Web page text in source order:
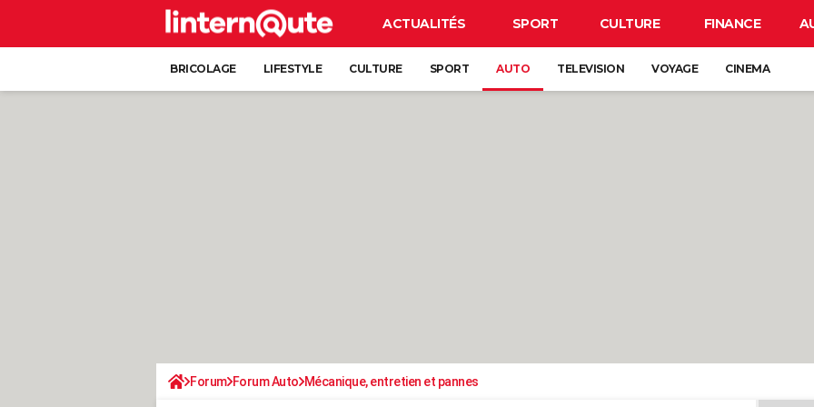
ACTUALITÉS SPORT CULTURE FINANCE
BRICOLAGE LIFESTYLE CULTURE SPORT AUTO TELEVISION VOYAGE CINEMA
Forum Forum Auto Mécanique, entretien et pannes